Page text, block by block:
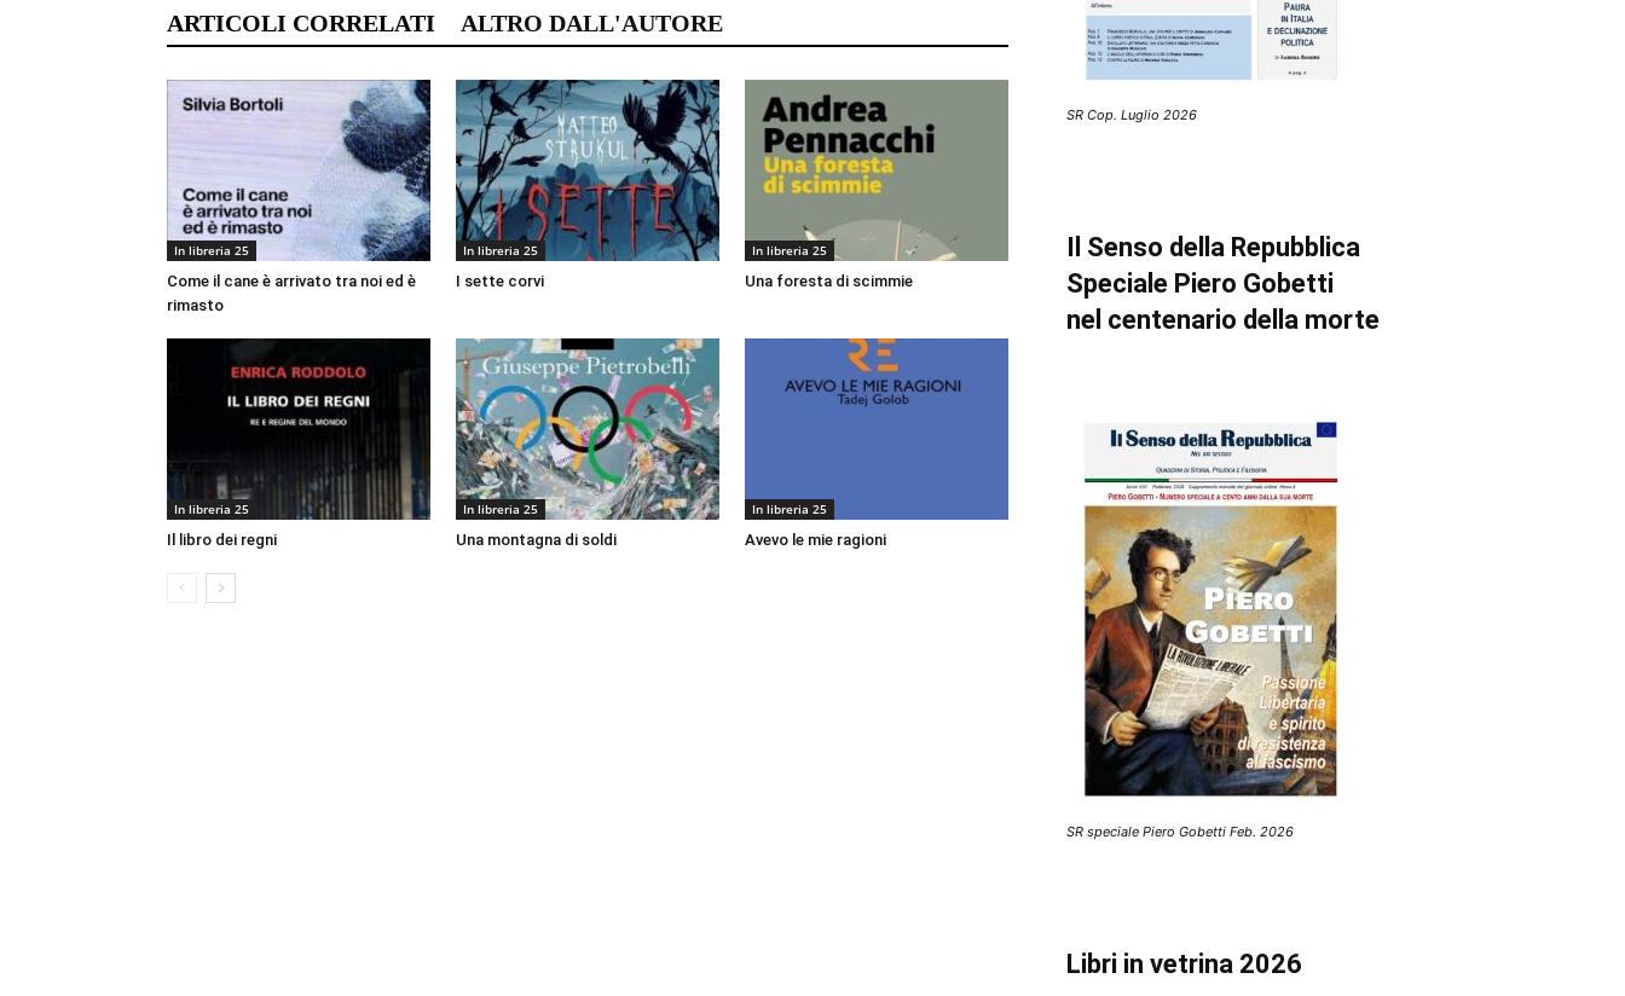
ARTICOLI CORRELATI ALTRO DALL'AUTORE
In libreria 25
Come il cane è arrivato tra noi ed è
rimasto
In libreria 25
I sette corvi
In libreria 25
Una foresta di scimmie
In libreria 25
Il libro dei regni
In libreria 25
Una montagna di soldi
In libreria 25
Avevo le mie ragioni
SR Cop. Luglio 2026
Il Senso della Repubblica
Speciale Piero Gobetti
nel centenario della morte
SR speciale Piero Gobetti Feb. 2026
Libri in vetrina 2026